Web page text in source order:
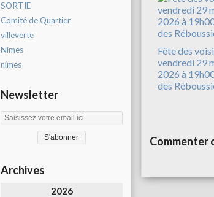
SORTIE
Comité de Quartier
villeverte
Nimes
nimes
Newsletter
Archives
2026
Fête des
vendredi 29
2026 à
des
Commenter